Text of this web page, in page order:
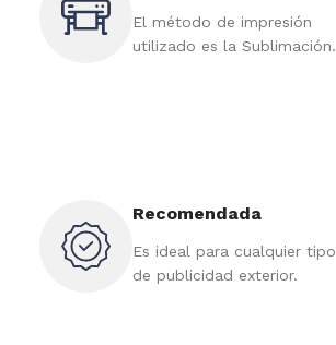
El método de impresión
utilizado es la Sublimación.
Recomendada
Es ideal para cualquier tipo
de publicidad exterior.